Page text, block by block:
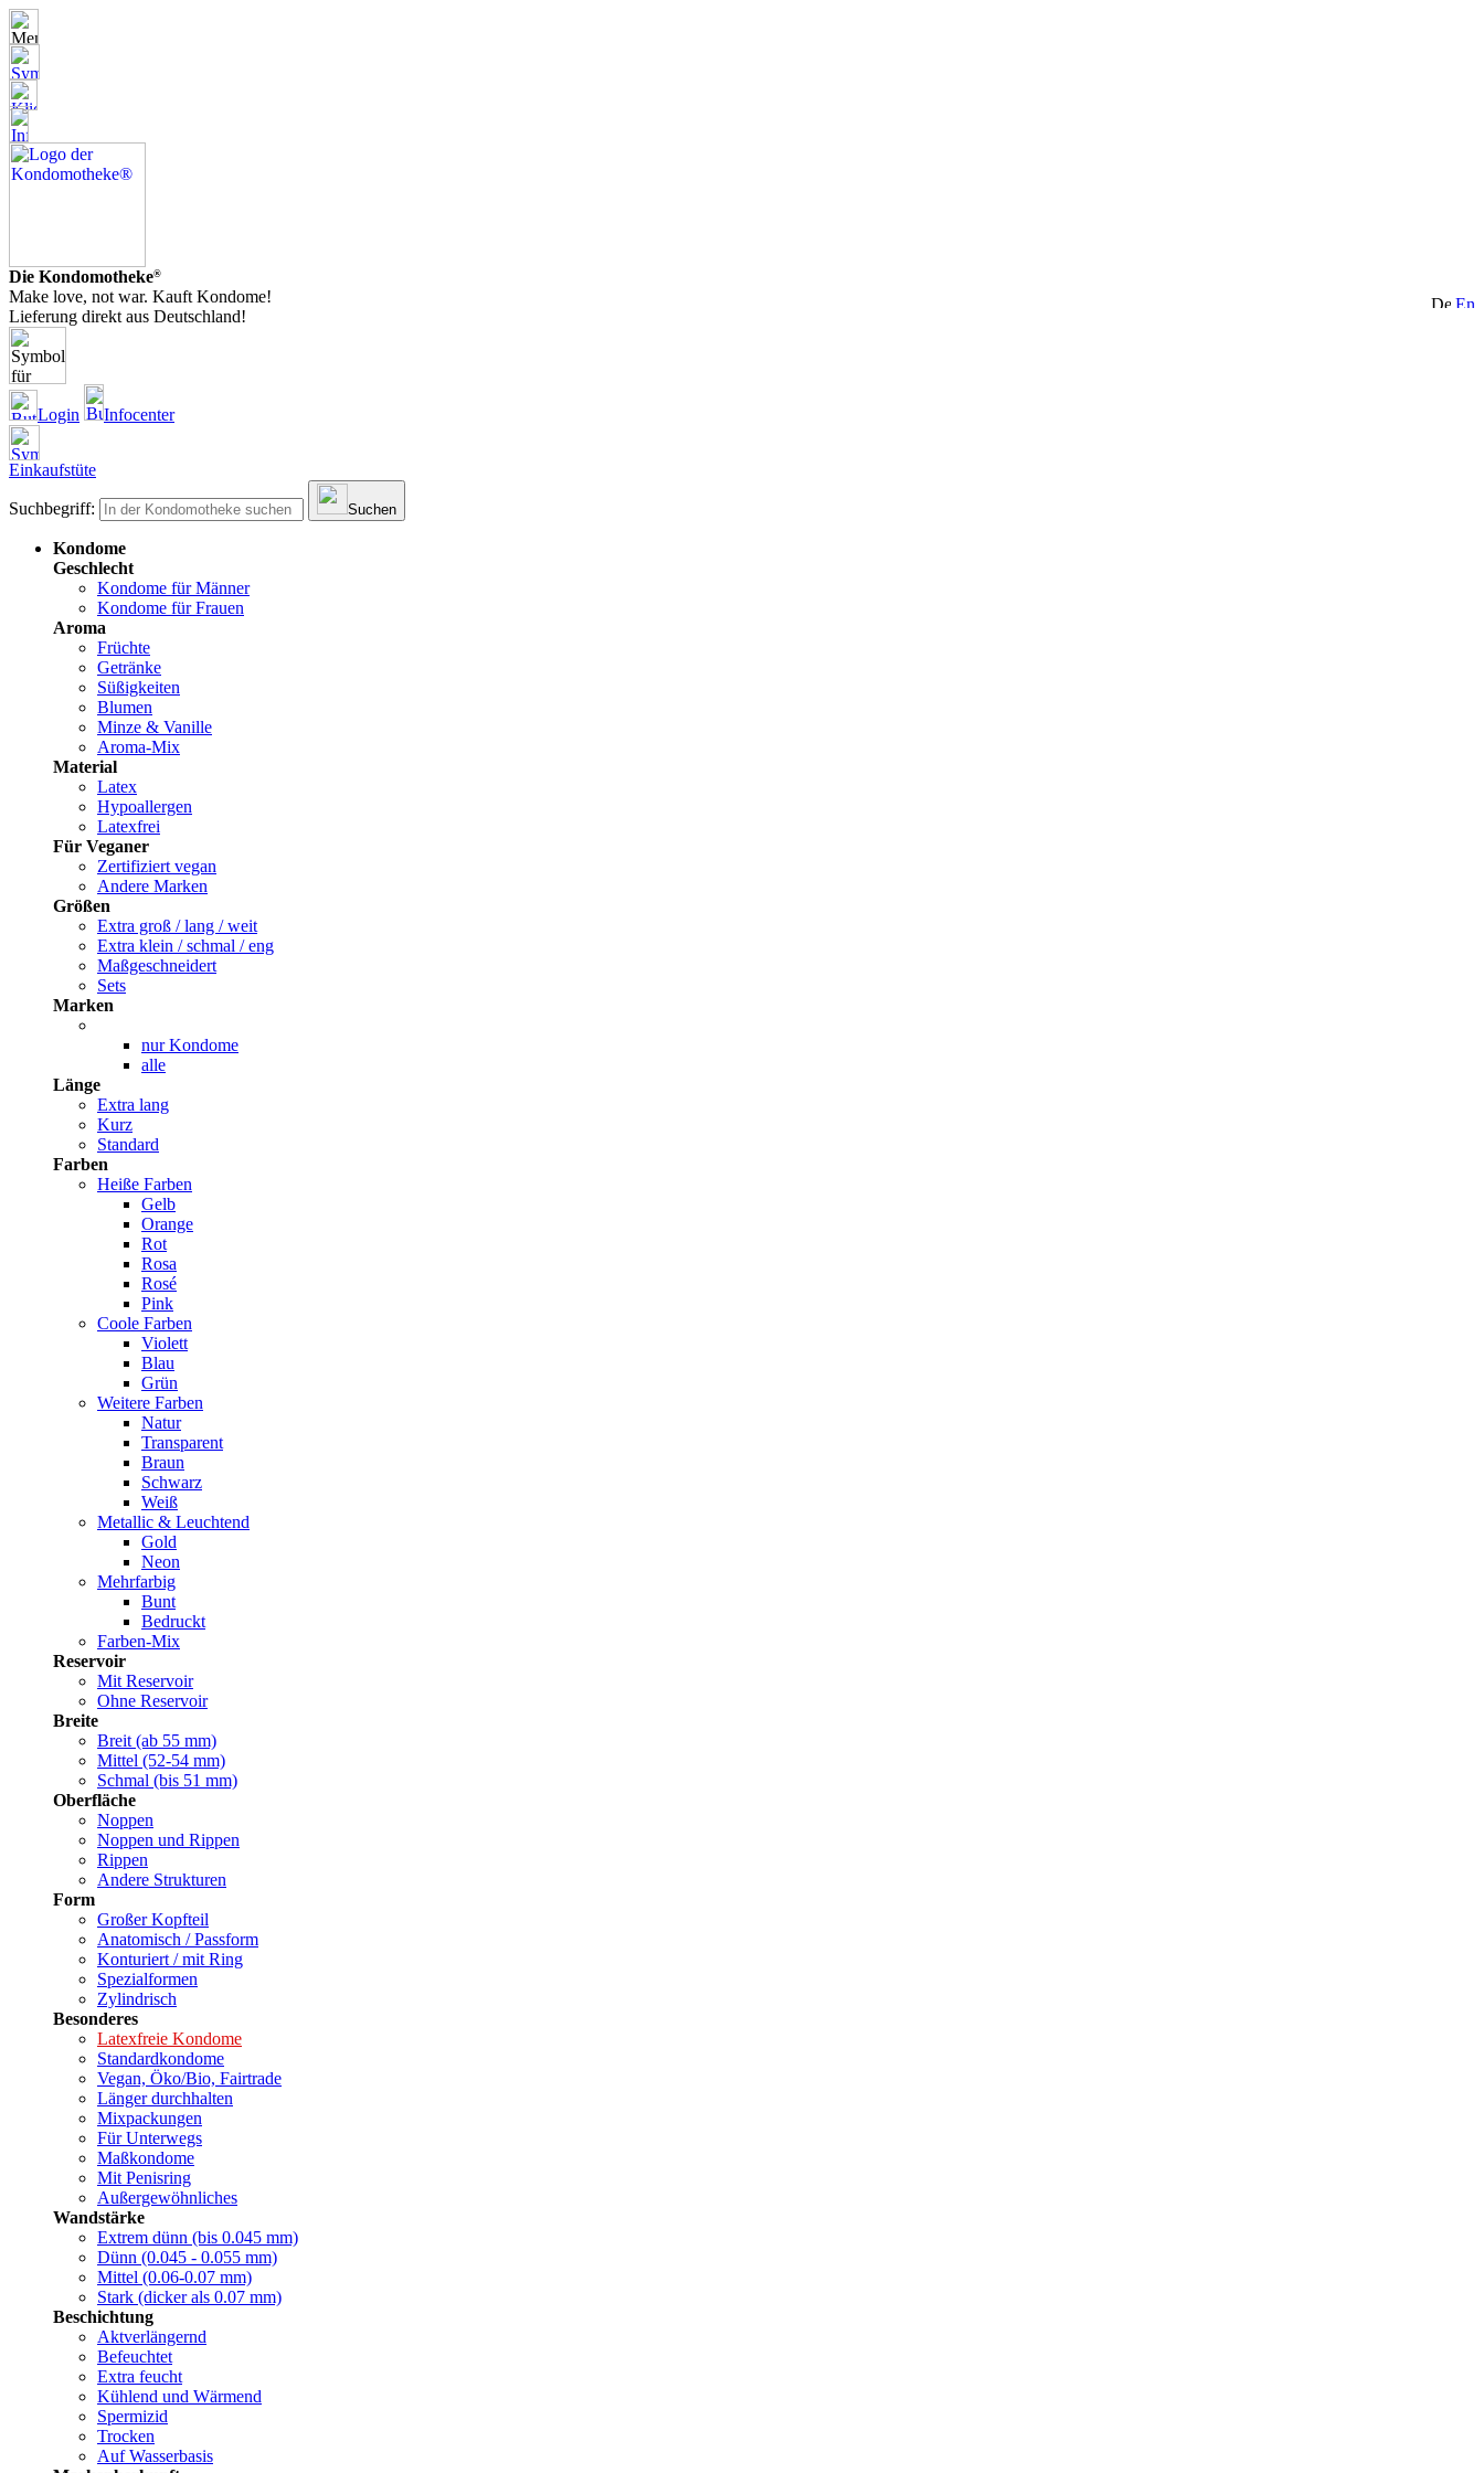
Die Kondomotheke®
Make love, not war. Kauft Kondome!
Lieferung direkt aus Deutschland!
Login Infocenter
Einkaufstüte
Suchbegriff: Suchen
Kondome
Geschlecht
Kondome für Männer
Kondome für Frauen
Aroma
Früchte
Getränke
Süßigkeiten
Blumen
Minze & Vanille
Aroma-Mix
Material
Latex
Hypoallergen
Latexfrei
Für Veganer
Zertifiziert vegan
Andere Marken
Größen
Extra groß / lang / weit
Extra klein / schmal / eng
Maßgeschneidert
Sets
Marken
nur Kondome
alle
Länge
Extra lang
Kurz
Standard
Farben
Heiße Farben
Gelb
Orange
Rot
Rosa
Rosé
Pink
Coole Farben
Violett
Blau
Grün
Weitere Farben
Natur
Transparent
Braun
Schwarz
Weiß
Metallic & Leuchtend
Gold
Neon
Mehrfarbig
Bunt
Bedruckt
Farben-Mix
Reservoir
Mit Reservoir
Ohne Reservoir
Breite
Breit (ab 55 mm)
Mittel (52-54 mm)
Schmal (bis 51 mm)
Oberfläche
Noppen
Noppen und Rippen
Rippen
Andere Strukturen
Form
Großer Kopfteil
Anatomisch / Passform
Konturiert / mit Ring
Spezialformen
Zylindrisch
Besonderes
Latexfreie Kondome
Standardkondome
Vegan, Öko/Bio, Fairtrade
Länger durchhalten
Mixpackungen
Für Unterwegs
Maßkondome
Mit Penisring
Außergewöhnliches
Wandstärke
Extrem dünn (bis 0.045 mm)
Dünn (0.045 - 0.055 mm)
Mittel (0.06-0.07 mm)
Stark (dicker als 0.07 mm)
Beschichtung
Aktverlängernd
Befeuchtet
Extra feucht
Kühlend und Wärmend
Spermizid
Trocken
Auf Wasserbasis